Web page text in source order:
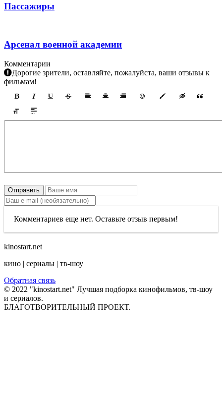
Пассажиры
Арсенал военной академии
Комментарии
Дорогие зрители, оставляйте, пожалуйста, ваши отзывы к
фильмам!
Отправить
Комментариев еще нет. Оставьте отзыв первым!
kinostart.net
кино | сериалы | тв-шоу
Обратная связь
© 2022 "kinostart.net" Лучшая подборка кинофильмов, тв-шоу
и сериалов.
БЛАГОТВОРИТЕЛЬНЫЙ ПРОЕКТ.